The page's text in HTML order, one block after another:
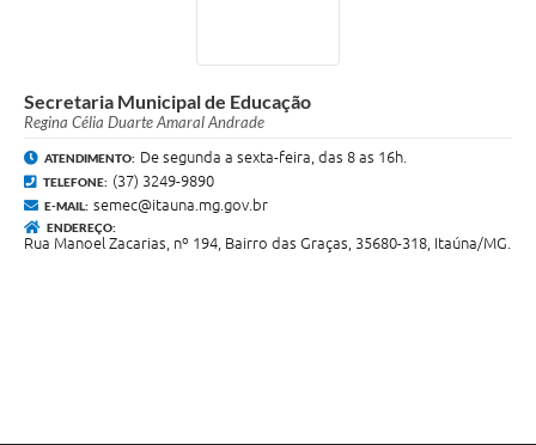
Secretaria Municipal de Educação
Regina Célia Duarte Amaral Andrade
ATENDIMENTO: De segunda a sexta-feira, das 8 as 16h.
TELEFONE: (37) 3249-9890
E-MAIL: semec@itauna.mg.gov.br
ENDEREÇO:
Rua Manoel Zacarias, nº 194, Bairro das Graças, 35680-318, Itaúna/MG.